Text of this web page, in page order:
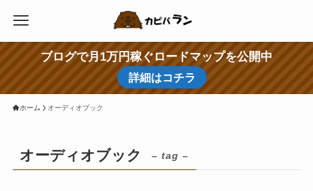
ブログで月1万円稼ぐロードマップを公開中
詳細はコチラ
ホーム オーディオブック
オーディオブック – tag –